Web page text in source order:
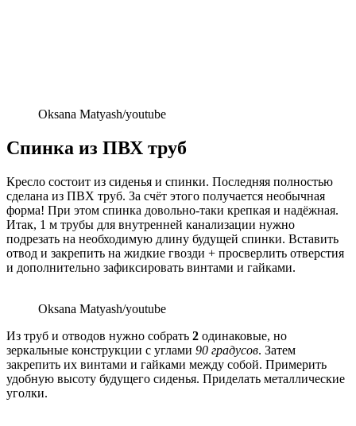
Oksana Matyash/youtube
Спинка из ПВХ труб
Кресло состоит из сиденья и спинки. Последняя полностью
сделана из ПВХ труб. За счёт этого получается необычная
форма! При этом спинка довольно-таки крепкая и надёжная.
Итак, 1 м трубы для внутренней канализации нужно
подрезать на необходимую длину будущей спинки. Вставить
отвод и закрепить на жидкие гвозди + просверлить отверстия
и дополнительно зафиксировать винтами и гайками.
Oksana Matyash/youtube
Из труб и отводов нужно собрать 2 одинаковые, но
зеркальные конструкции с углами 90 градусов. Затем
закрепить их винтами и гайками между собой. Примерить
удобную высоту будущего сиденья. Приделать металлические
уголки.